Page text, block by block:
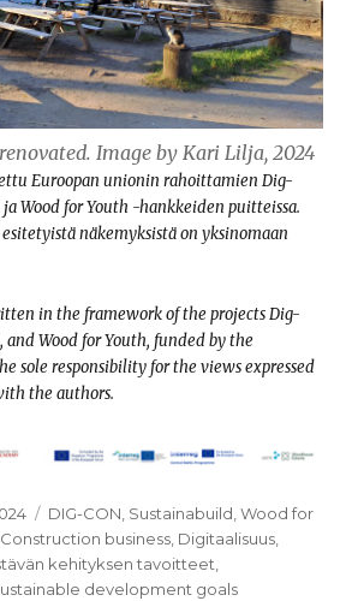
Image by Kari Lilja, 2024
Euroopan unionin rahoittamien Dig-
Wood for Youth -hankkeiden puitteissa.
näkemyksistä on yksinomaan
in the framework of the projects Dig-
and Wood for Youth, funded by the
sole responsibility for the views expressed
the authors.
Kategoriat
DIG-CON, Sustainabuild,Wood for
Avainsanat
Construction business, Digitaalisuus,
kehityksen tavoitteet,
development goals